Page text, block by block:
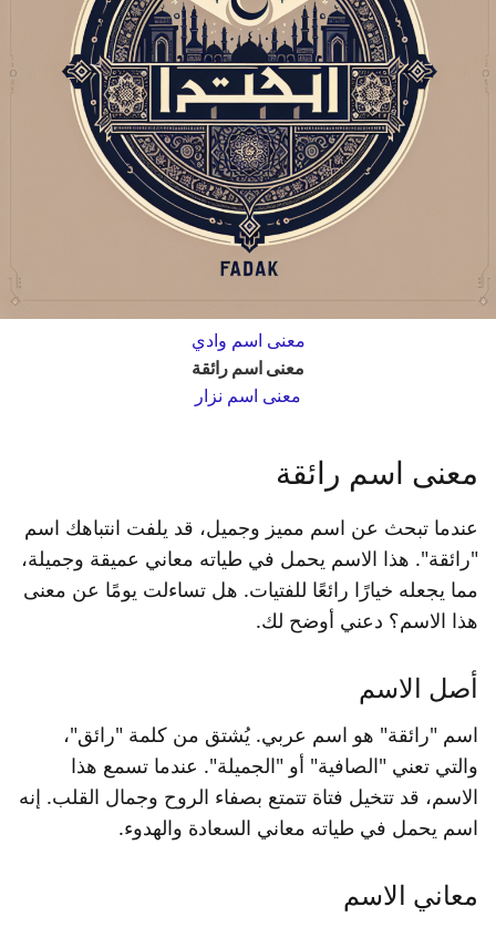
معنى اسم وادي
معنى اسم رائقة
معنى اسم نزار
معنى اسم رائقة
عندما تبحث عن اسم مميز وجميل، قد يلفت انتباهك اسم
"رائقة". هذا الاسم يحمل في طياته معاني عميقة وجميلة،
مما يجعله خيارًا رائعًا للفتيات. هل تساءلت يومًا عن معنى
هذا الاسم؟ دعني أوضح لك.
أصل الاسم
اسم "رائقة" هو اسم عربي. يُشتق من كلمة "رائق"،
والتي تعني "الصافية" أو "الجميلة". عندما تسمع هذا
الاسم، قد تتخيل فتاة تتمتع بصفاء الروح وجمال القلب. إنه
اسم يحمل في طياته معاني السعادة والهدوء.
معاني الاسم